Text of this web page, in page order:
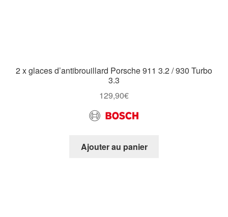
2 x glaces d’antibrouillard Porsche 911 3.2 / 930 Turbo
3.3
129,90€
Ajouter au panier